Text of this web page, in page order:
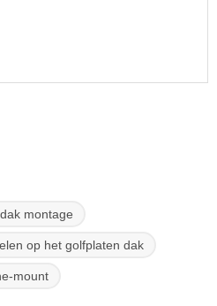
montage
op het golfplaten dak
mount